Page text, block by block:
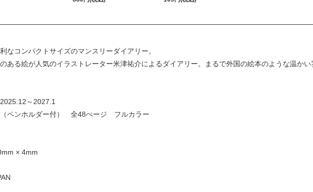
なコンパクトサイズのマンスリーダイアリー。
ある絵が人気のイラストレーター米津祐介によるダイアリー。まるで外国の絵本のような温かい
～2027.1
（ペンホルダー付） 全48ぺージ フルカラー
× 4mm